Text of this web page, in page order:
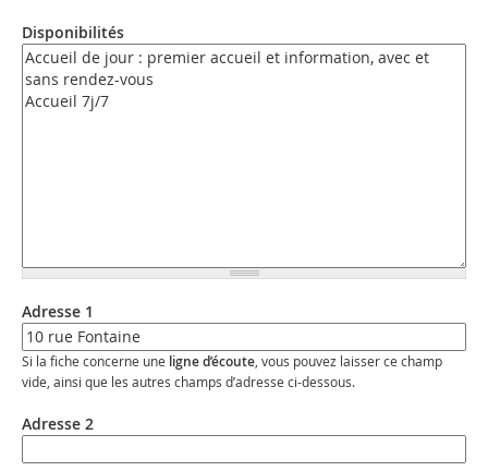
Disponibilités
Adresse 1
Si la fiche concerne une ligne d’écoute , vous pouvez laisser ce champ
vide, ainsi que les autres champs d’adresse ci-dessous.
Adresse 2